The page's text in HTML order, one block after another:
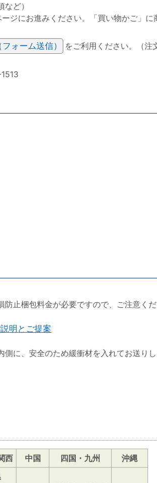
ど）
ジにお進みください。「買い物かご」
ォーム送信）
をご利用ください。（注
止梱包料金が必要ですので、ご注意くだ
明とご提案
に、安全のため緩衝材を入れてお送りし
西 中国 四国・九州 沖縄